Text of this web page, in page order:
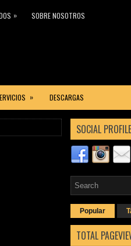
» SOBRE NOSOTROS
» DESCARGAS
SOCIAL
Popular
TOTAL